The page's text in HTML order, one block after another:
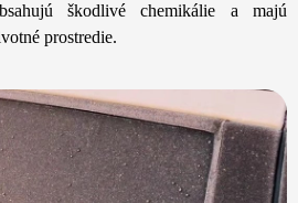
škodlivé chemikálie a majú
prostredie.